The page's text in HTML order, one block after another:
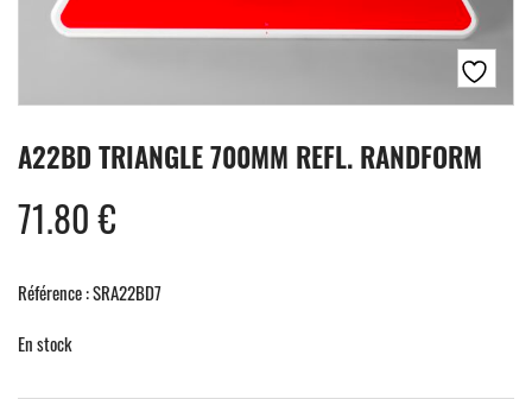
A22BD TRIANGLE 700MM REFL. RANDFORM
71.80€
Référence : SRA22BD7
En stock